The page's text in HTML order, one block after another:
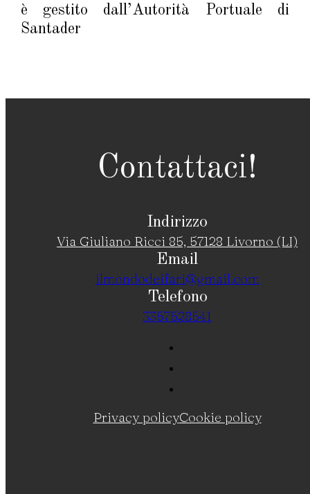
è gestito dall’Autorità Portuale di
Santader
Contattaci!
Indirizzo
Via Giuliano Ricci 85, 57128 Livorno (LI)
Email
ilmondodeifari@gmail.com
Telefono
3357528541
Privacy policyCookie policy